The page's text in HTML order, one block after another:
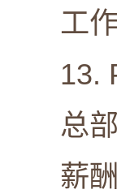
工作
13.
总部:
薪酬